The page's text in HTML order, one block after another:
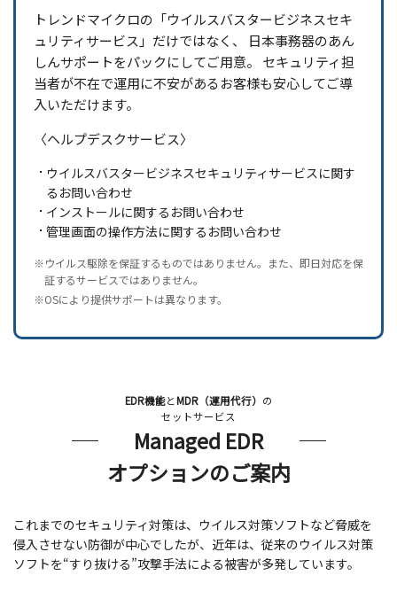
トレンドマイクロの「ウイルスバスタービジネスセキ
ュリティサービス」だけではなく、 日本事務器のあん
しんサポートをパックにしてご用意。
セキュリティ担
当者が不在で運用に不安があるお客様も安心してご導
入いただけます。
〈ヘルプデスクサービス〉
ウイルスバスタービジネスセキュリティサービスに関す
るお問い合わせ
インストールに関するお問い合わせ
管理画面の操作方法に関するお問い合わせ
※ウイルス駆除を保証するものではありません。また、即日対応を保
証するサービスではありません。
※OSにより提供サポートは異なります。
EDR機能とMDR（運用代行） の
セットサービス
Managed EDR
オプションのご案内
これまでのセキュリティ対策は、ウイルス対策ソフトなど脅威を
侵入させない防御が中心でしたが、 近年は、従来のウイルス対策
ソフトを“すり抜ける”攻撃手法による被害が多発しています。